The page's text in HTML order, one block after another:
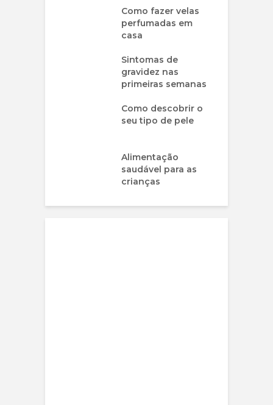
Como fazer velas
perfumadas em
casa
Sintomas de
gravidez nas
primeiras semanas
Como descobrir o
seu tipo de pele
Alimentação
saudável para as
crianças